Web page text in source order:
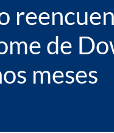
de
meses